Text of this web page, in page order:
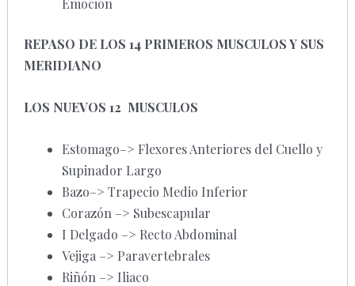
Emoción
REPASO DE LOS 14 PRIMEROS MUSCULOS Y SUS
MERIDIANO
LOS NUEVOS 12 MUSCULOS
Estomago–> Flexores Anteriores del Cuello y
Supinador Largo
Bazo–> Trapecio Medio Inferior
Corazón –> Subescapular
I Delgado –> Recto Abdominal
Vejiga –> Paravertebrales
Riñón –> Iliaco